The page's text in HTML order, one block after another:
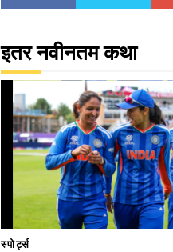
इतर नवीनतम कथा
स्पोर्ट्स